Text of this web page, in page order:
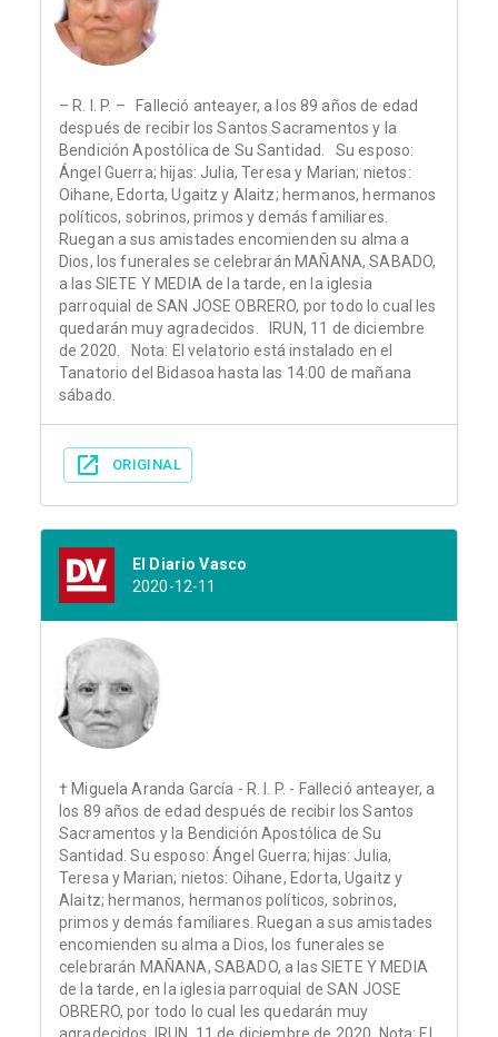
– R. I. P. – Falleció anteayer, a los 89 años de edad
después de recibir los Santos Sacramentos y la
Bendición Apostólica de Su Santidad. Su esposo:
Ángel Guerra; hijas: Julia, Teresa y Marian; nietos:
Oihane, Edorta, Ugaitz y Alaitz; hermanos, hermanos
políticos, sobrinos, primos y demás familiares.
Ruegan a sus amistades encomienden su alma a
Dios, los funerales se celebrarán MAÑANA, SABADO,
a las SIETE Y MEDIA de la tarde, en la iglesia
parroquial de SAN JOSE OBRERO, por todo lo cual les
quedarán muy agradecidos. IRUN, 11 de diciembre
de 2020. Nota: El velatorio está instalado en el
Tanatorio del Bidasoa hasta las 14:00 de mañana
sábado.
ORIGINAL
El Diario Vasco
2020-12-11
† Miguela Aranda García - R. I. P. - Falleció anteayer, a
los 89 años de edad después de recibir los Santos
Sacramentos y la Bendición Apostólica de Su
Santidad. Su esposo: Ángel Guerra; hijas: Julia,
Teresa y Marian; nietos: Oihane, Edorta, Ugaitz y
Alaitz; hermanos, hermanos políticos, sobrinos,
primos y demás familiares. Ruegan a sus amistades
encomienden su alma a Dios, los funerales se
celebrarán MAÑANA, SABADO, a las SIETE Y MEDIA
de la tarde, en la iglesia parroquial de SAN JOSE
OBRERO, por todo lo cual les quedarán muy